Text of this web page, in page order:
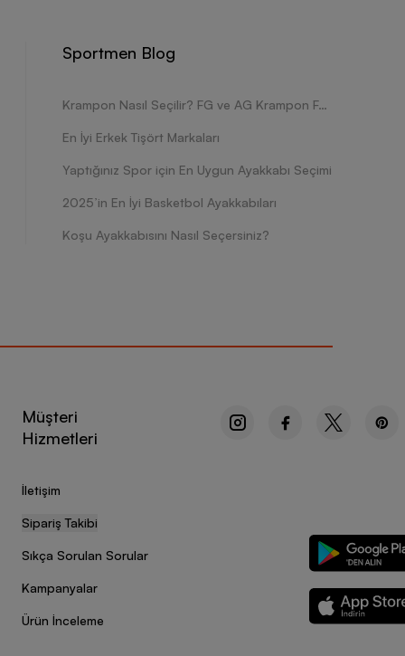
Sportmen Blog
Krampon Nasıl Seçilir? FG ve AG Krampon Farkları Nelerdir?
En İyi Erkek Tişört Markaları
Yaptığınız Spor için En Uygun Ayakkabı Seçimi
2025’in En İyi Basketbol Ayakkabıları
Koşu Ayakkabısını Nasıl Seçersiniz?
Müşteri
Hizmetleri
İletişim
Sipariş Takibi
Sıkça Sorulan Sorular
Kampanyalar
Ürün İnceleme